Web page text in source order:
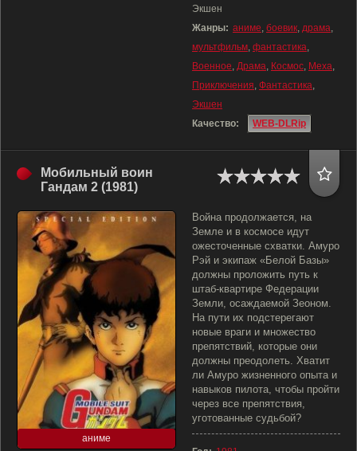
Экшен
Жанры: аниме, боевик, драма,
мультфильм, фантастика,
Военное, Драма, Космос, Меха,
Приключения, Фантастика,
Экшен
Качество:
WEB-DLRip
Мобильный воин
Гандам 2 (1981)
аниме
Война продолжается, на
Земле и в космосе идут
ожесточенные схватки. Амуро
Рэй и экипаж «Белой Базы»
должны проложить путь к
штаб-квартире Федерации
Земли, осаждаемой Зеоном.
На пути их подстерегают
новые враги и множество
препятствий, которые они
должны преодолеть. Хватит
ли Амуро жизненного опыта и
навыков пилота, чтобы пройти
через все препятствия,
уготованные судьбой?